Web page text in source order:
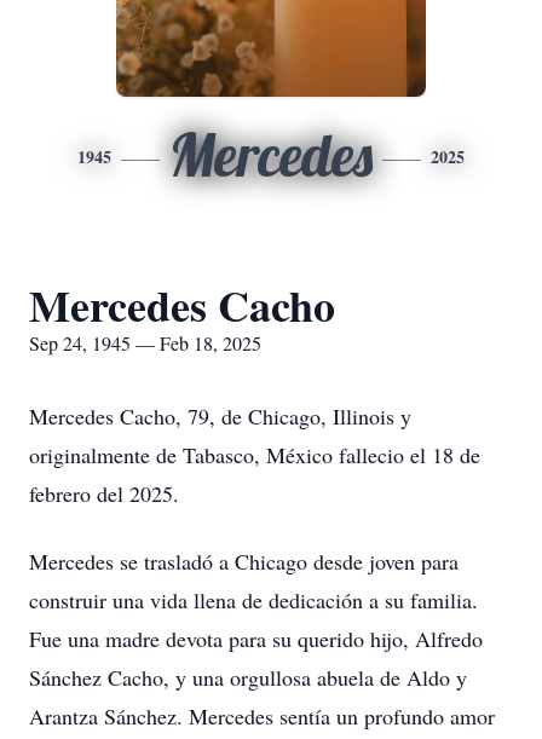
1945 Mercedes 2025
Mercedes Cacho
Sep 24, 1945 — Feb 18, 2025
Mercedes Cacho, 79, de Chicago, Illinois y
originalmente de Tabasco, México fallecio el 18 de
febrero del 2025.
Mercedes se trasladó a Chicago desde joven para
construir una vida llena de dedicación a su familia.
Fue una madre devota para su querido hijo, Alfredo
Sánchez Cacho, y una orgullosa abuela de Aldo y
Arantza Sánchez. Mercedes sentía un profundo amor